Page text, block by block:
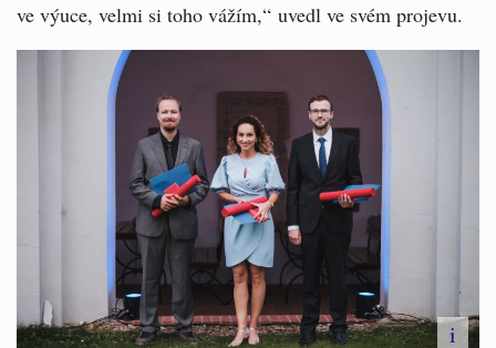
ve výuce, velmi si toho vážím,“ uvedl ve svém projevu.
i